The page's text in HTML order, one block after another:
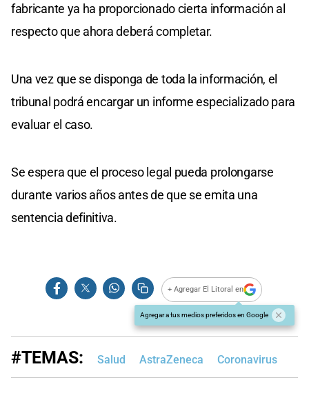
fabricante ya ha proporcionado cierta información al
respecto que ahora deberá completar.
Una vez que se disponga de toda la información, el
tribunal podrá encargar un informe especializado para
evaluar el caso.
Se espera que el proceso legal pueda prolongarse
durante varios años antes de que se emita una
sentencia definitiva.
+ Agregar El Litoral en
Agregar a tus medios preferidos en Google
#TEMAS: Salud AstraZeneca Coronavirus